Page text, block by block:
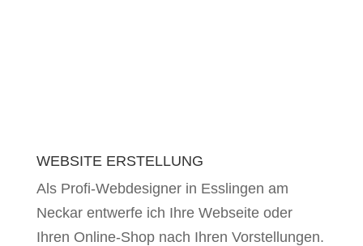
WEBSITE ERSTELLUNG
Als Profi-Webdesigner in Esslingen am
Neckar entwerfe ich Ihre Webseite oder
Ihren Online-Shop nach Ihren Vorstellungen.